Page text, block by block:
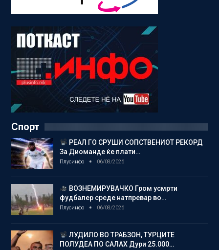
Спорт
РЕАЛ ГО СРУШИ СОПСТВЕНИОТ РЕКОРД
За Диоманде ќе плати…
Плусинфо 06/08/2026
ВОЗНЕМИРУВАЧКО Гром усмрти
фудбалер среде натпревар во…
Плусинфо 06/08/2026
ЛУДИЛО ВО ТРАБЗОН, ТУРЦИТЕ
ПОЛУДЕА ПО САЛАХ Дури 25.000…